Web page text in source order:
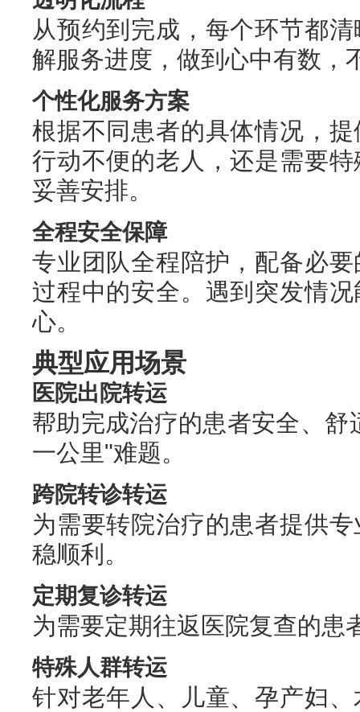
从预约到完成，每个环节都
解服务进度，做到心中有数，
个性化服务方案
根据不同患者的具体情况，
行动不便的老人，还是需要
妥善安排。
全程安全保障
专业团队全程陪护，配备必
过程中的安全。遇到突发情
心。
典型应用场景
医院出院转运
帮助完成治疗的患者安全、
一公里"难题。
跨院转诊转运
为需要转院治疗的患者提供
稳顺利。
定期复诊转运
为需要定期往返医院复查的患
特殊人群转运
针对老年人、儿童、孕产妇